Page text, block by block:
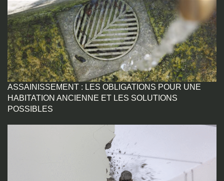
ASSAINISSEMENT : LES OBLIGATIONS POUR UNE
HABITATION ANCIENNE ET LES SOLUTIONS
POSSIBLES